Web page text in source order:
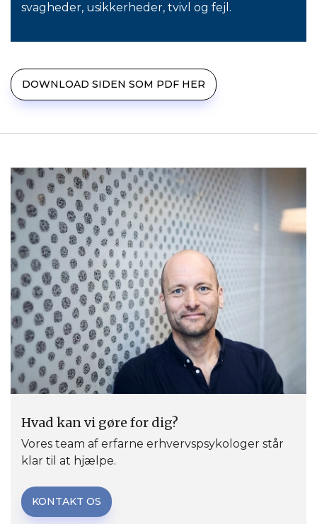
svagheder, usikkerheder, tvivl og fejl.
DOWNLOAD SIDEN SOM PDF HER
Hvad kan vi gøre for dig?
Vores team af erfarne erhvervspsykologer står
klar til at hjælpe.
KONTAKT OS